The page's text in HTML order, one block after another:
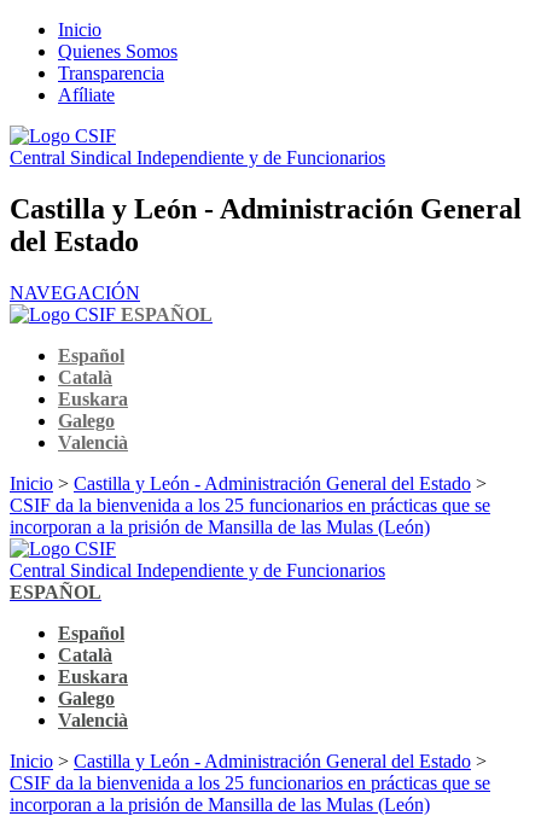
Inicio
Quienes Somos
Transparencia
Afíliate
Central Sindical Independiente y de Funcionarios
Castilla y León - Administración General
del Estado
NAVEGACIÓN
ESPAÑOL
Español
Català
Euskara
Galego
Valencià
Inicio > Castilla y León - Administración General del Estado >
CSIF da la bienvenida a los 25 funcionarios en prácticas que se
incorporan a la prisión de Mansilla de las Mulas (León)
Central Sindical Independiente y de Funcionarios
ESPAÑOL
Español
Català
Euskara
Galego
Valencià
Inicio > Castilla y León - Administración General del Estado >
CSIF da la bienvenida a los 25 funcionarios en prácticas que se
incorporan a la prisión de Mansilla de las Mulas (León)